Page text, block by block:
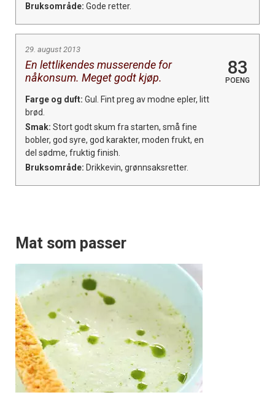
Bruksområde: Gode retter.
29. august 2013
En lettlikendes musserende for
nåkonsum. Meget godt kjøp.
83
POENG
Farge og duft: Gul. Fint preg av modne epler, litt
brød.
Smak: Stort godt skum fra starten, små fine
bobler, god syre, god karakter, moden frukt, en
del sødme, fruktig finish.
Bruksområde: Drikkevin, grønnsaksretter.
Mat som passer